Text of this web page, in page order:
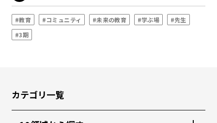
#教育 #コミュニティ #未来の教育 #学ぶ場
#先生
#3期
カテゴリ一覧